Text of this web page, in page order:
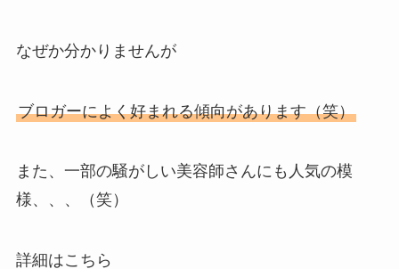
なぜか分かりませんが
ブロガーによく好まれる傾向があります（笑）
また、一部の騒がしい美容師さんにも人気の模
様、、、（笑）
詳細はこちら